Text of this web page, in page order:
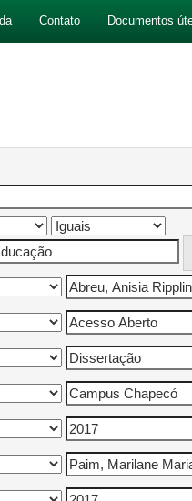
Contato Documentos